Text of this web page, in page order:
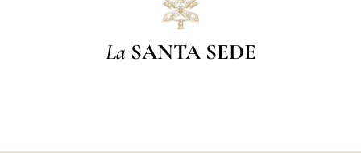
La SANTA SEDE